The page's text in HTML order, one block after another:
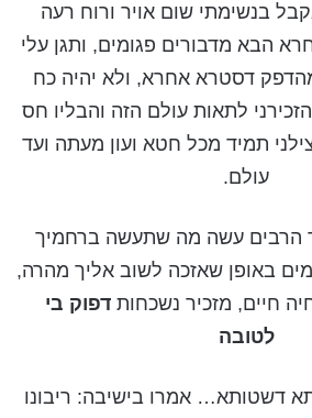
בנשימתי שום אויר ורוח רעה
הבא מדבורים פגומים, ותגן עלי
מהדפק דסטרא אחרא, ולא יהיה כח
לתאות עולם הזה והבליו חס
תמיד מכל חטא ועון מעתה ועד
עולם.
הרבים עשה מה שתעשה ברחמיך
באופן שאזכה לשוב אליך מהרה,
חיים, מזכיר נשכחות דפוק בי
לטובה
דשטותא… אמרו בישיבה: ריבונו